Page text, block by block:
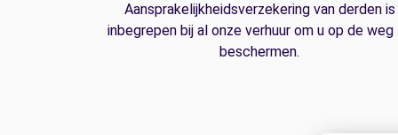
Aansprakelijkheidsverzekering van derden is
inbegrepen bij al onze verhuur om u op de
beschermen.